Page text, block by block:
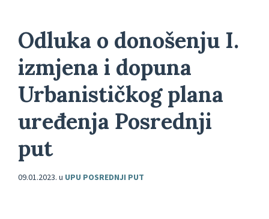
Odluka o donošenju I.
izmjena i dopuna
Urbanističkog plana
uređenja Posrednji
put
09.01.2023. u UPU POSREDNJI PUT